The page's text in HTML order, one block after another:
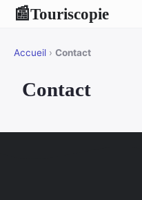
📰Touriscopie
Accueil › Contact
Contact